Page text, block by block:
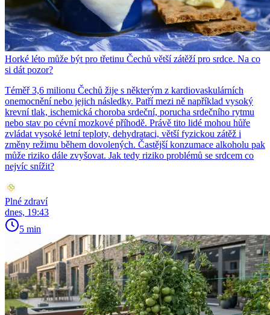
Horké léto může být pro třetinu Čechů větší zátěží pro srdce. Na co
si dát pozor?
Téměř 3,6 milionu Čechů žije s některým z kardiovaskulárních
onemocnění nebo jejich následky. Patří mezi ně například vysoký
krevní tlak, ischemická choroba srdeční, porucha srdečního rytmu
nebo stav po cévní mozkové příhodě. Právě tito lidé mohou hůře
zvládat vysoké letní teploty, dehydrataci, větší fyzickou zátěž i
změny režimu během dovolených. Častější konzumace alkoholu pak
může riziko dále zvyšovat. Jak tedy riziko problémů se srdcem co
nejvíc snížit?
Plné zdraví
dnes, 19:43
5 min